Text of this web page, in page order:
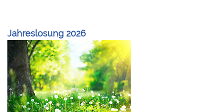
Jahreslosung 2026